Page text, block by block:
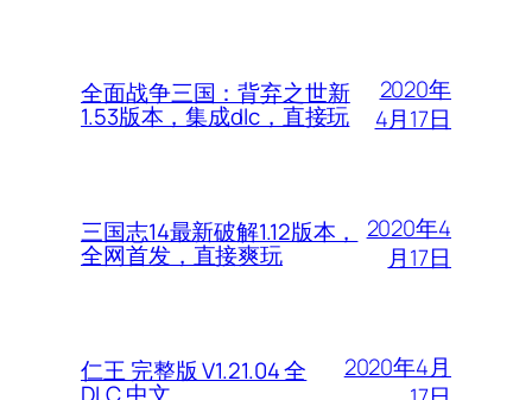
全面战争三国：背弃之世新
1.53版本，集成dlc，直接玩
2020年
4月17日
三国志14最新破解1.12版本，
全网首发，直接爽玩
2020年4
月17日
仁王 完整版 V1.21.04 全
2020年4月